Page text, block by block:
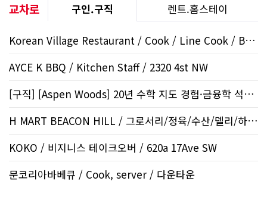
교차로 구인.구직 렌트.홈스테이
Korean Village Restaurant / Cook / Line Cook / Beltline
AYCE K BBQ / Kitchen Staff / 2320 4st NW
[구직] [Aspen Woods] 20년 수학 지도 경험·금융학 석사 | 생각하는..
H MART BEACON HILL / 그로서리/정육/수산/델리/하우스..
KOKO / 비지니스 테이크오버 / 620a 17Ave SW
문코리아바베큐 / Cook, server / 다운타운